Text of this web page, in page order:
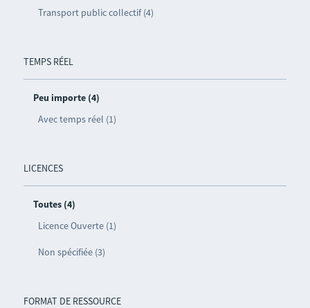
Transport public collectif (4)
TEMPS RÉEL
Peu importe (4)
Avec temps réel (1)
LICENCES
Toutes (4)
Licence Ouverte (1)
Non spécifiée (3)
FORMAT DE RESSOURCE